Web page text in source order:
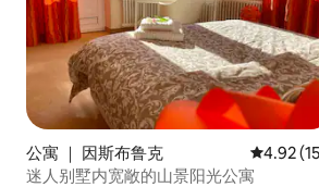
公寓 ｜ 因斯布鲁克 平均评分
4.92
迷人别墅内宽敞的山景阳光公寓